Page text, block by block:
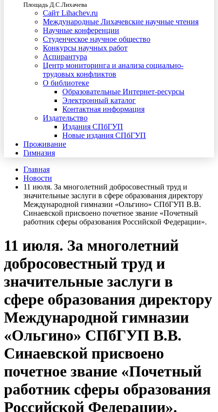
Площадь Д.С.Лихачева
Сайт Lihachev.ru
Международные Лихачевские научные чтения
Научные конференции
Студенческое научное общество
Конкурсы научных работ
Аспирантура
Центр мониторинга и анализа социально-
трудовых конфликтов
О библиотеке
Образовательные Интернет-ресурсы
Электронный каталог
Контактная информация
Издательство
Издания СПбГУП
Новые издания СПбГУП
Проживание
Гимназия
Главная
Новости
11 июля. За многолетний добросовестный труд и
значительные заслуги в сфере образования директору
Международной гимназии «Ольгино» СПбГУП В.В.
Синаевской присвоено почетное звание «Почетный
работник сферы образования Российской Федерации».
11 июля. За многолетний
добросовестный труд и
значительные заслуги в
сфере образования директору
Международной гимназии
«Ольгино» СПбГУП В.В.
Синаевской присвоено
почетное звание «Почетный
работник сферы образования
Российской Федерации».